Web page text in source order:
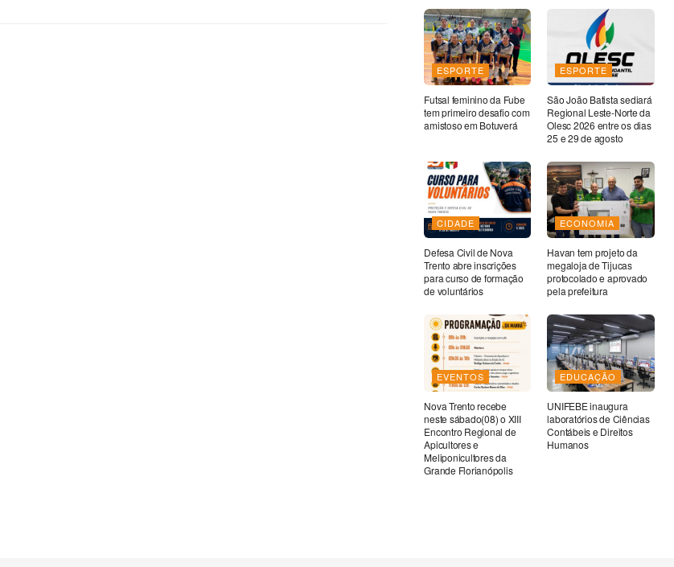
ESPORTE
Futsal feminino da Fube
tem primeiro desafio com
amistoso em Botuverá
ESPORTE
São João Batista sediará
Regional Leste-Norte da
Olesc 2026 entre os dias
25 e 29 de agosto
CIDADE
Defesa Civil de Nova
Trento abre inscrições
para curso de formação
de voluntários
ECONOMIA
Havan tem projeto da
megaloja de Tijucas
protocolado e aprovado
pela prefeitura
EVENTOS
Nova Trento recebe
neste sábado(08) o XIII
Encontro Regional de
Apicultores e
Meliponicultores da
Grande Florianópolis
EDUCAÇÃO
UNIFEBE inaugura
laboratórios de Ciências
Contábeis e Direitos
Humanos